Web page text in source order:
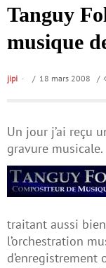
Tanguy
musique
jipi / 18 mars 2008 /
Un jour j’ai reçu
gravure musicale.
traitant aussi
l’orchestration